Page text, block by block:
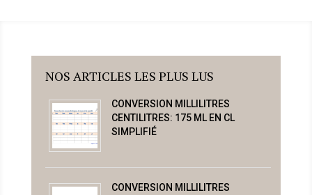
NOS ARTICLES LES PLUS LUS
CONVERSION MILLILITRES
CENTILITRES: 175 ML EN CL
SIMPLIFIÉ
CONVERSION MILLILITRES